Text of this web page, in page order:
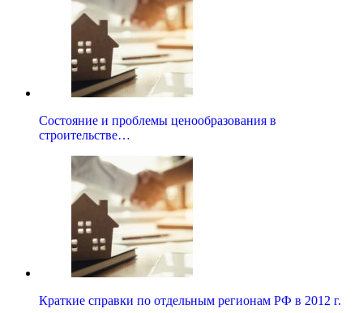
Состояние и проблемы ценообразования в
строительстве…
Краткие справки по отдельным регионам РФ в 2012 г.